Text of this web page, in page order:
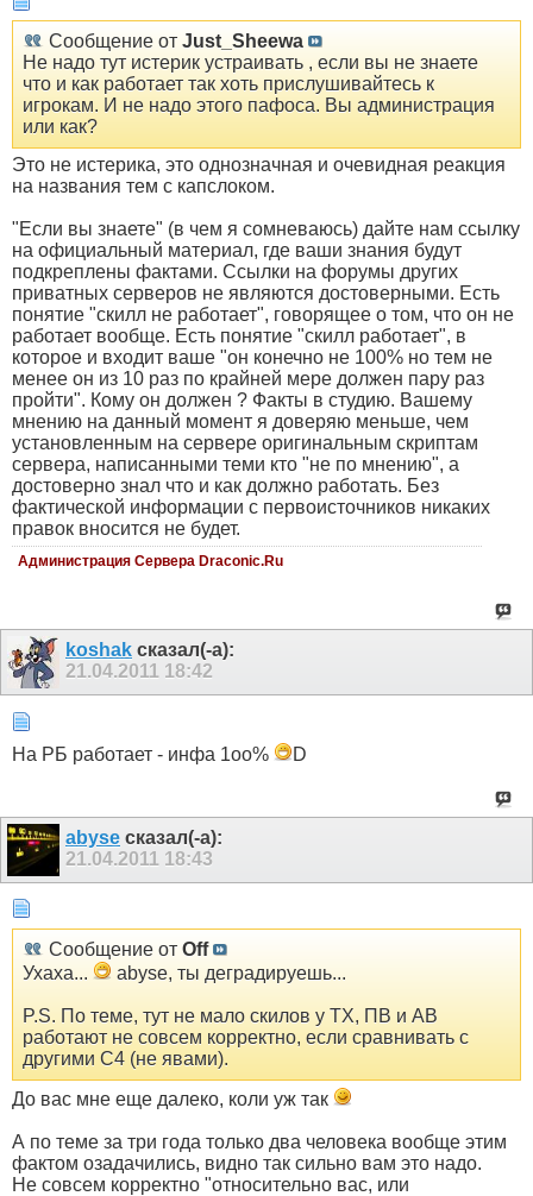
Сообщение от Just_Sheewa
Не надо тут истерик устраивать , если вы не знаете
что и как работает так хоть прислушивайтесь к
игрокам. И не надо этого пафоса. Вы администрация
или как?
Это не истерика, это однозначная и очевидная реакция
на названия тем с капслоком.
"Если вы знаете" (в чем я сомневаюсь) дайте нам ссылку
на официальный материал, где ваши знания будут
подкреплены фактами. Ссылки на форумы других
приватных серверов не являются достоверными. Есть
понятие "скилл не работает", говорящее о том, что он не
работает вообще. Есть понятие "скилл работает", в
которое и входит ваше "он конечно не 100% но тем не
менее он из 10 раз по крайней мере должен пару раз
пройти". Кому он должен ? Факты в студию. Вашему
мнению на данный момент я доверяю меньше, чем
установленным на сервере оригинальным скриптам
сервера, написанными теми кто "не по мнению", а
достоверно знал что и как должно работать. Без
фактической информации с первоисточников никаких
правок вносится не будет.
Администрация Сервера Draconic.Ru
koshak сказал(-а):
21.04.2011 18:42
На РБ работает - инфа 1оо% D
abyse сказал(-а):
21.04.2011 18:43
Сообщение от Off
Ухаха...
abyse, ты деградируешь...
P.S. По теме, тут не мало скилов у ТХ, ПВ и АВ
работают не совсем корректно, если сравнивать с
другими С4 (не явами).
До вас мне еще далеко, коли уж так
А по теме за три года только два человека вообще этим
фактом озадачились, видно так сильно вам это надо.
Не совсем корректно "относительно вас, или